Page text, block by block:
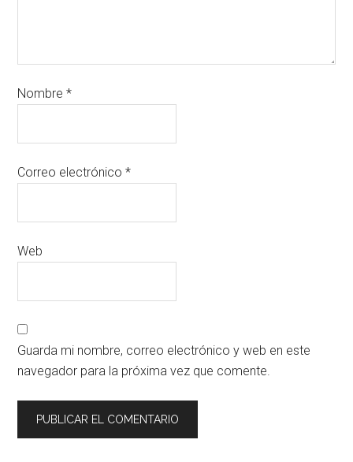
Nombre*
Correo electrónico*
Web
Guarda mi nombre, correo electrónico y web en este
navegador para la próxima vez que comente.